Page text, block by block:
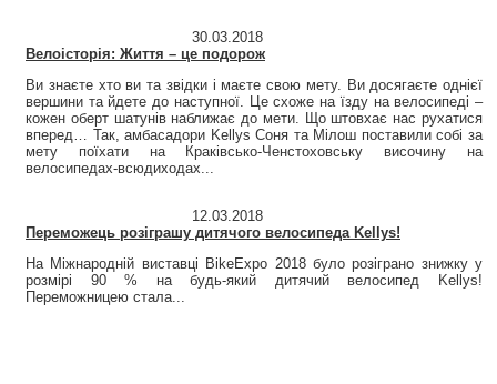
30.03.2018
Велоісторія: Життя – це подорож
Ви знаєте хто ви та звідки і маєте свою мету. Ви досягаєте однієї
вершини та йдете до наступної. Це схоже на їзду на велосипеді –
кожен оберт шатунів наближає до мети. Що штовхає нас рухатися
вперед… Так, амбасадори Kellys Соня та Мілош поставили собі за
мету поїхати на Краківсько-Ченстоховську височину на
велосипедах-всюдиходах...
12.03.2018
Переможець розіграшу дитячого велосипеда Kellys!
На Міжнародній виставці BikeExpo 2018 було розіграно знижку у
розмірі 90 % на будь-який дитячий велосипед Kellys!
Переможницею стала...